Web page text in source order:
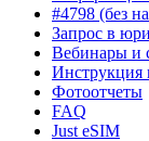
#4798 (без
Запрос в
Вебинары и
Инструкция
Фотоотчеты
FAQ
Just eSIM